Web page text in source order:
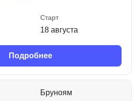
Старт
18 августа
Подробнее
Бруноям